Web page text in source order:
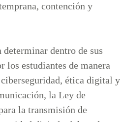
contención y
dentro de sus
los estudiantes de manera
ética digital y
la Ley de
la transmisión de